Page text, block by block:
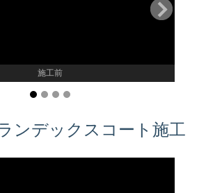
施工前
ンデックスコート施工